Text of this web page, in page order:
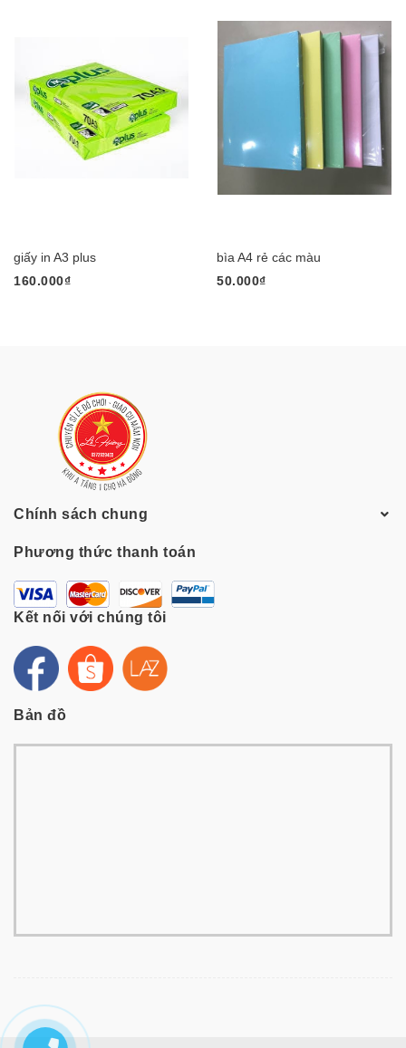
giấy in A3 plus
160.000₫
bìa A4 rẻ các màu
50.000₫
Chính sách chung
Phương thức thanh toán
Kết nối với chúng tôi
Bản đồ